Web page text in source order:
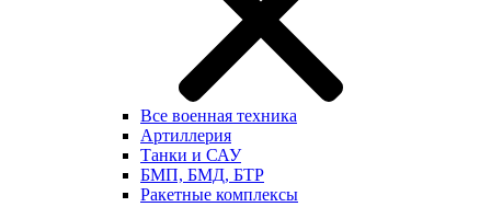
Все военная техника
Артиллерия
Танки и САУ
БМП, БМД, БТР
Ракетные комплексы